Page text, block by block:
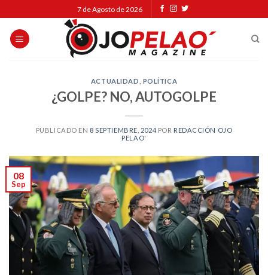
to
content
7 de Agosto de 2026
ACTUALIDAD POLÍTICA
¿GOLPE? NO, AUTOGOLPE
PUBLICADO EN 8 SEPTIEMBRE, 2024 POR REDACCIÓN OJO
PELAO'
08
Sep